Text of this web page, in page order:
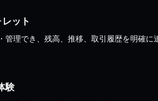
ット
管理でき、残高、推移、取引履歴を明確
験